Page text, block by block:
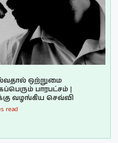
ஒற்றுமை
பாரபட்சம் |
வழங்கிய செவ்வி
read